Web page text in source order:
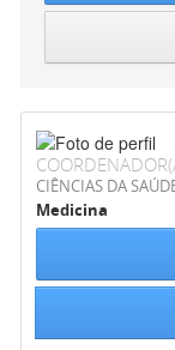
CIÊNCIAS DA
Medicina